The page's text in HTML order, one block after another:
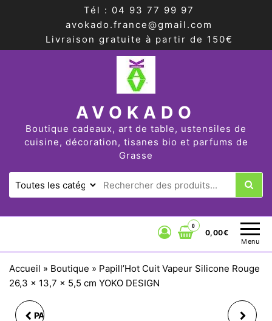
Tél : 04 93 77 99 97
avokado.france@gmail.com
Livraison gratuite à partir de 150€
AVOKADO
Boutique cadeaux, art de table, ustensiles de
cuisine, décoration, tisanes bio et parfums de
Grasse
Menu
0
0,00€
Accueil » Boutique » Papill’Hot Cuit Vapeur Silicone Rouge
26,3 x 13,7 x 5,5 cm YOKO DESIGN
PAIRE TASSE THE AVEC